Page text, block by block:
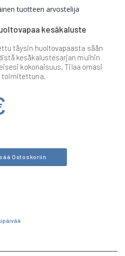
tuotteen arvostelija
kesäkaluste
täysin huoltovapaasta sään
kesäkalustesarjan muihin
kokonaisuus. Tilaa omasi
toimitettuna.
Ostoskoriin